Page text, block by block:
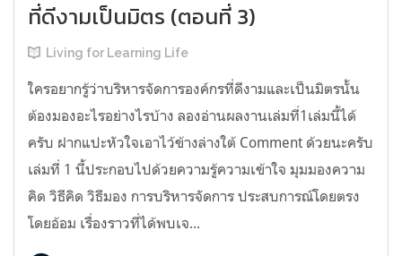
ที่ดีงามเป็นมิตร (ตอนที่ 3)
Living for Learning Life
ใครอยากรู้ว่าบริหารจัดการองค์กรที่ดีงามและเป็นมิตรนั้น
ต้องมองอะไรอย่างไร​บ้าง ลองอ่าน​ผลงานเล่มที่1เล่มนี้ได้
ครับ​ ฝากแปะหัวใจเอาไว้ข้างล่างใต้​ Comment​ ด้วยนะครับ
เล่มที่​ 1​ นี้ประกอบไปด้วยความรู้ความเข้าใจ มุมมองความ
คิด วิธีคิด วิธีมอง การบริหารจัดการ ประสบการณ์โดยตรง
โดยอ้อม เรื่องราวที่ได้พบเจ...